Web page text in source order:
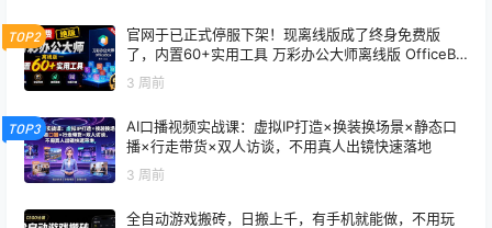
TOP2
官网于已正式停服下架！现离线版成了终身免费版
了，内置60+实用工具 万彩办公大师离线版 OfficeBo
3 周前
TOP3
AI口播视频实战课：虚拟IP打造×换装换场景×静态口
播×行走带货×双人访谈，不用真人出镜快速落地
3 周前
全自动游戏搬砖，日搬上千，有手机就能做，不用玩